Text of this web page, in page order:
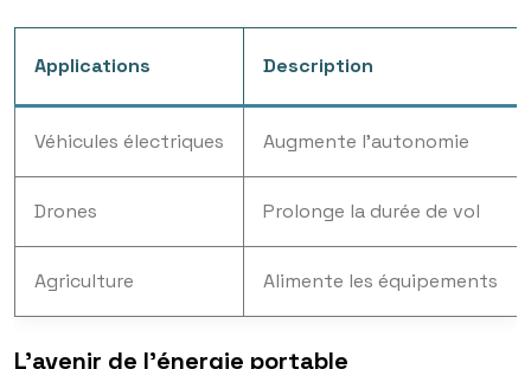
Applications Description
Véhicules électriques Augmente l’autonomie
Drones Prolonge la durée de vol
Agriculture Alimente les équipements
L’avenir de l’énergie portable